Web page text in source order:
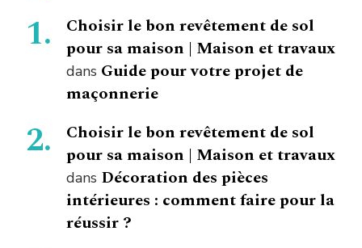
Choisir le bon revêtement de sol
pour sa maison | Maison et travaux
dans Guide pour votre projet de
maçonnerie
Choisir le bon revêtement de sol
pour sa maison | Maison et travaux
dans Décoration des pièces
intérieures : comment faire pour la
réussir ?